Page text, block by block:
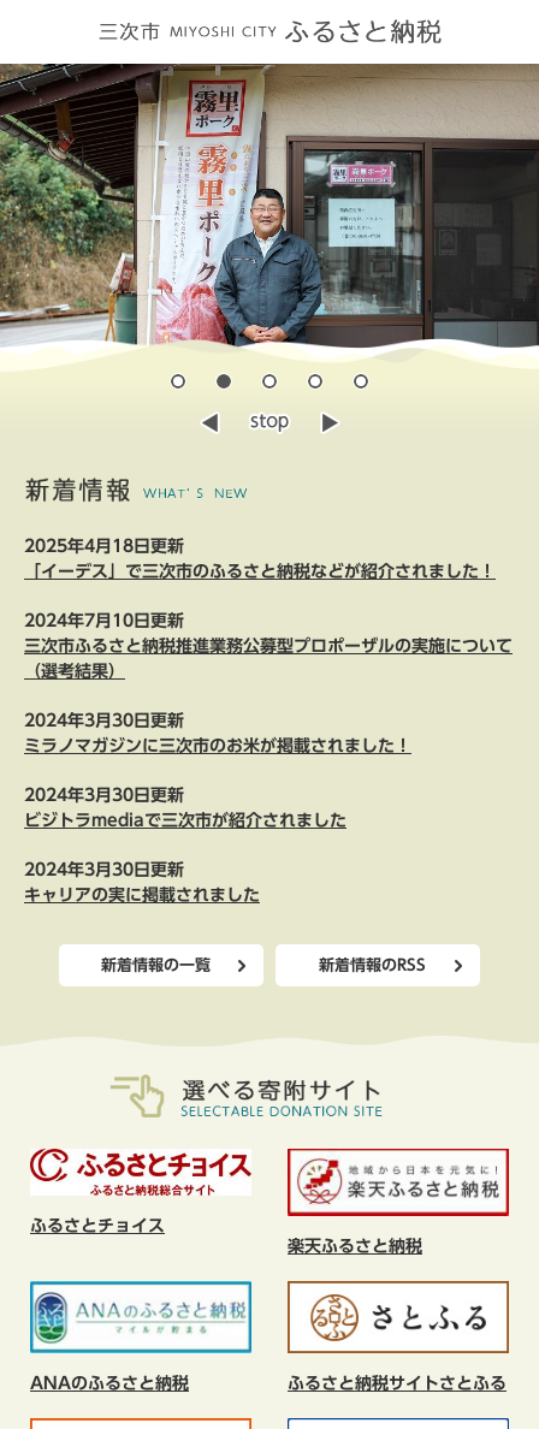
ジ
の
先
頭
で
す
。
ュ
ー
を
飛
ば
し
て
本
文
へ
2025年4月18日更新
「イーデス」で三次市のふるさと納税などが紹介されました！
2024年7月10日更新
三次市ふるさと納税推進業務公募型プロポーザルの実施について
（選考結果）
2024年3月30日更新
ミラノマガジンに三次市のお米が掲載されました！
2024年3月30日更新
ビジトラmediaで三次市が紹介されました
2024年3月30日更新
キャリアの実に掲載されました
新着情報の一覧 新着情報のRSS
ふるさとチョイス
楽天ふるさと納税
ANAのふるさと納税 ふるさと納税サイトさとふる